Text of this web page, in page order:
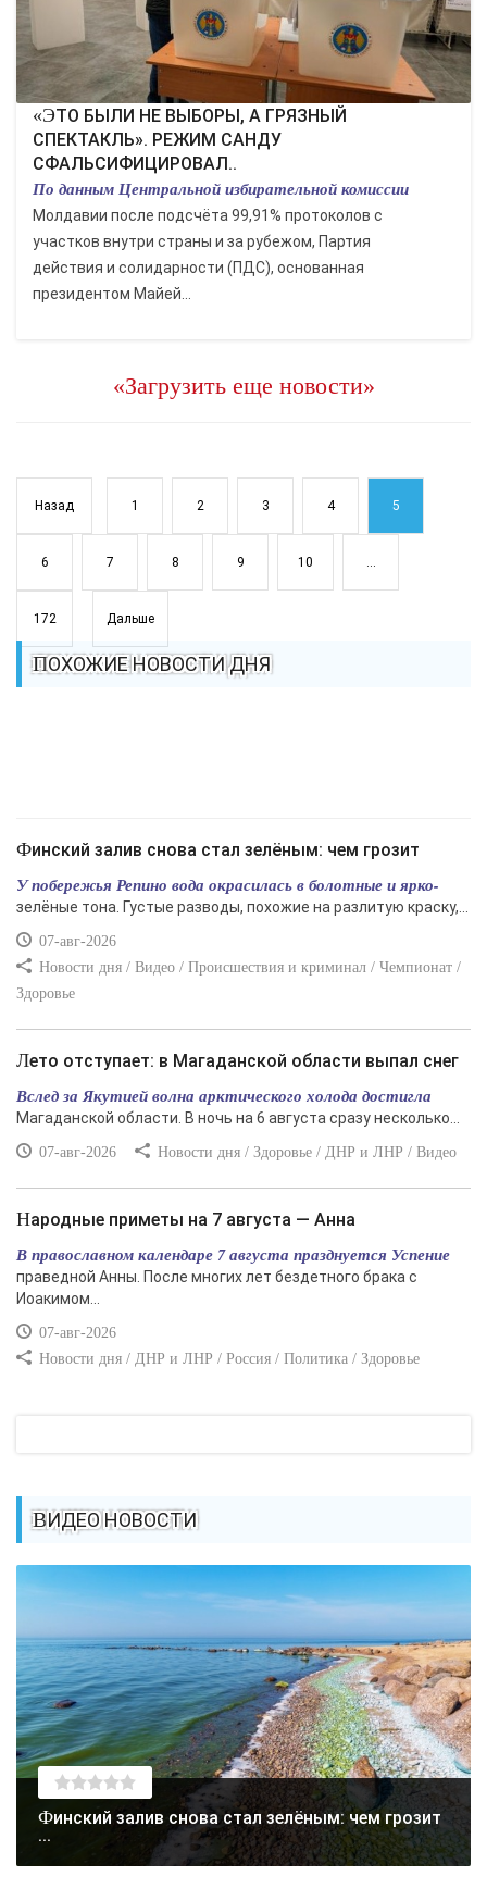
«ЭТО БЫЛИ НЕ ВЫБОРЫ, А ГРЯЗНЫЙ
СПЕКТАКЛЬ». РЕЖИМ САНДУ
СФАЛЬСИФИЦИРОВАЛ..
По данным Центральной избирательной комиссии
Молдавии после подсчёта 99,91% протоколов с
участков внутри страны и за рубежом, Партия
действия и солидарности (ПДС), основанная
президентом Майей...
«Загрузить еще новости»
Назад 1 2 3 4 5
6 7 8 9 10 ...
172 Дальше
ПОХОЖИЕ НОВОСТИ ДНЯ
Финский залив снова стал зелёным: чем грозит
У побережья Репино вода окрасилась в болотные и ярко-
зелёные тона. Густые разводы, похожие на разлитую краску,...
07-авг-2026
Новости дня / Видео / Происшествия и криминал / Чемпионат /
Здоровье
Лето отступает: в Магаданской области выпал снег
Вслед за Якутией волна арктического холода достигла
Магаданской области. В ночь на 6 августа сразу несколько...
07-авг-2026 Новости дня / Здоровье / ДНР и ЛНР / Видео
Народные приметы на 7 августа — Анна
В православном календаре 7 августа празднуется Успение
праведной Анны. После многих лет бездетного брака с
Иоакимом...
07-авг-2026
Новости дня / ДНР и ЛНР / Россия / Политика / Здоровье
ВИДЕО НОВОСТИ
Финский залив снова стал зелёным: чем грозит
...